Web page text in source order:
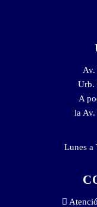
Av.
Urb.
A
la Av.
Lunes a